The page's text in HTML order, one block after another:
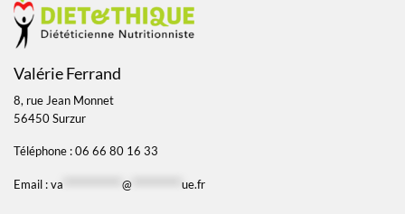
Valérie Ferrand
8, rue Jean Monnet
56450 Surzur
Téléphone : 06 66 80 16 33
Email : va @ ue.fr